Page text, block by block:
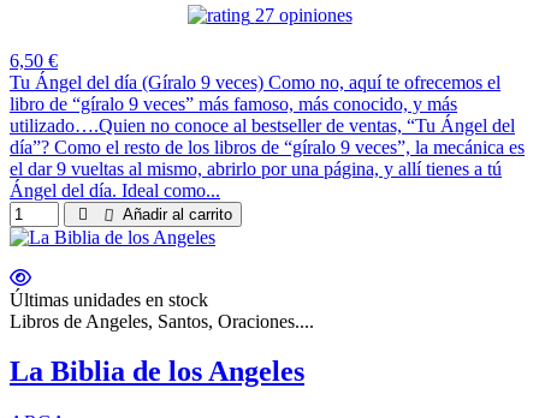
27 opiniones
6,50 €
Tu Ángel del día (Gíralo 9 veces) Como no, aquí te ofrecemos el
libro de “gíralo 9 veces” más famoso, más conocido, y más
utilizado….Quien no conoce al bestseller de ventas, “Tu Ángel del
día”? Como el resto de los libros de “gíralo 9 veces”, la mecánica es
el dar 9 vueltas al mismo, abrirlo por una página, y allí tienes a tú
Ángel del día. Ideal como...
Añadir al carrito
Últimas unidades en stock
Libros de Angeles, Santos, Oraciones....
La Biblia de los Angeles